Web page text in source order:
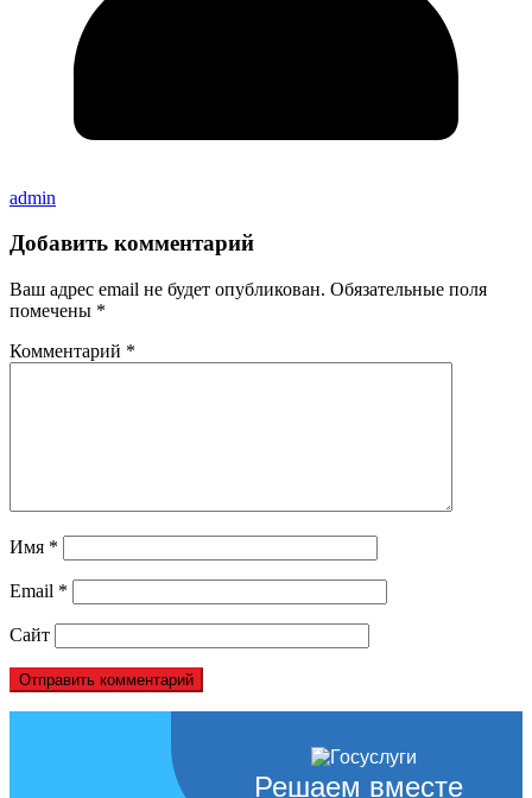
admin
Добавить комментарий
Ваш адрес email не будет опубликован. Обязательные поля
помечены *
Комментарий *
Имя *
Email *
Сайт
Решаем вместе